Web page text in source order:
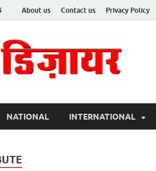
About us Contact us Privacy Policy
NATIONAL INTERNATIONAL